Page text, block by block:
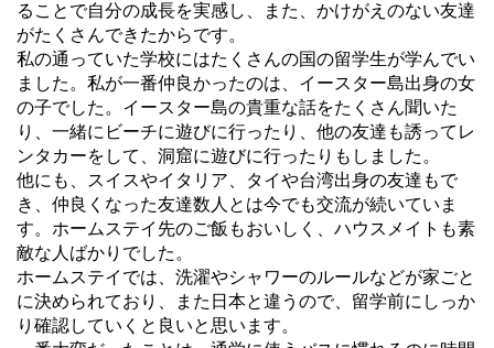
ることで自分の成長を実感し、また、かけがえのない友達
がたくさんできたからです。
私の通っていた学校にはたくさんの国の留学生が学んでい
ました。私が一番仲良かったのは、イースター島出身の女
の子でした。イースター島の貴重な話をたくさん聞いた
り、一緒にビーチに遊びに行ったり、他の友達も誘ってレ
ンタカーをして、洞窟に遊びに行ったりもしました。
他にも、スイスやイタリア、タイや台湾出身の友達もで
き、仲良くなった友達数人とは今でも交流が続いていま
す。ホームステイ先のご飯もおいしく、ハウスメイトも素
敵な人ばかりでした。
ホームステイでは、洗濯やシャワーのルールなどが家ごと
に決められており、また日本と違うので、留学前にしっか
り確認していくと良いと思います。